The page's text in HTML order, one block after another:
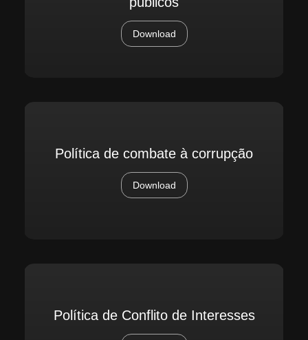
Download
Política de combate à corrupção
Download
Política de Conflito de Interesses